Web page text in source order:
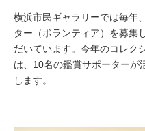
横浜市民ギャラリーでは毎年
ター（ボランティア）を募集
だいています。 今年のコレク
は、10名の鑑賞サポーターが
します。